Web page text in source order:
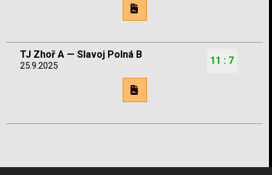
TJ Zhoř A — Slavoj Polná B
25.9.2025 11 : 7